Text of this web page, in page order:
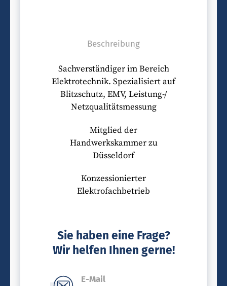
Beschreibung
Sachverständiger im Bereich
Elektrotechnik. Spezialisiert auf
Blitzschutz, EMV, Leistung-/
Netzqualitätsmessung
Mitglied der
Handwerkskammer zu
Düsseldorf
Konzessionierter
Elektrofachbetrieb
Sie haben eine Frage?
Wir helfen Ihnen gerne!
E-Mail